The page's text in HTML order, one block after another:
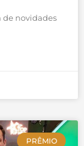
de novidades
PRÊMIO